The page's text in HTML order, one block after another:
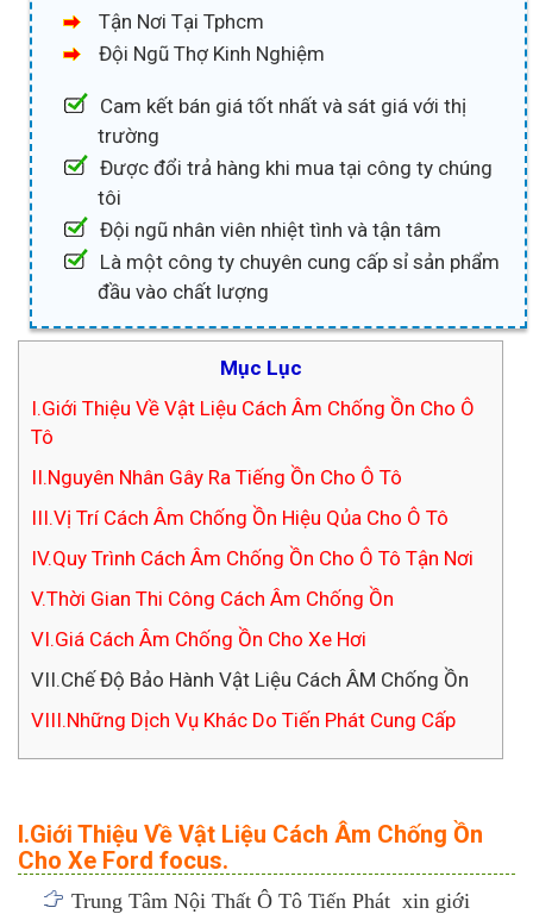
Tận Nơi Tại Tphcm
Đội Ngũ Thợ Kinh Nghiệm
Cam kết bán giá tốt nhất và sát giá với thị
trường
Được đổi trả hàng khi mua tại công ty chúng
tôi
Đội ngũ nhân viên nhiệt tình và tận tâm
Là một công ty chuyên cung cấp sỉ sản phẩm
đầu vào chất lượng
Mục Lục
I.Giới Thiệu Về Vật Liệu Cách Âm Chống Ồn Cho Ô
Tô
II.Nguyên Nhân Gây Ra Tiếng Ồn Cho Ô Tô
III.Vị Trí Cách Âm Chống Ồn Hiệu Qủa Cho Ô Tô
IV.Quy Trình Cách Âm Chống Ồn Cho Ô Tô Tận Nơi
V.Thời Gian Thi Công Cách Âm Chống Ồn
VI.Giá Cách Âm Chống Ồn Cho Xe Hơi
VII.Chế Độ Bảo Hành Vật Liệu Cách ÂM Chống Ồn
VIII.Những Dịch Vụ Khác Do Tiến Phát Cung Cấp
I.Giới Thiệu Về Vật Liệu Cách Âm Chống Ồn
Cho Xe Ford focus.
Trung Tâm Nội Thất Ô Tô Tiến Phát xin giới